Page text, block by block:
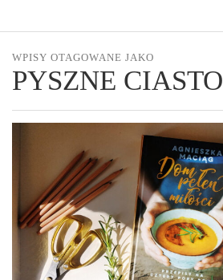
WPISY OTAGOWANE JAKO
PYSZNE CIASTO